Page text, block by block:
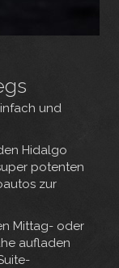
und
Hidalgo
potenten
zur
Mittag- oder
aufladen